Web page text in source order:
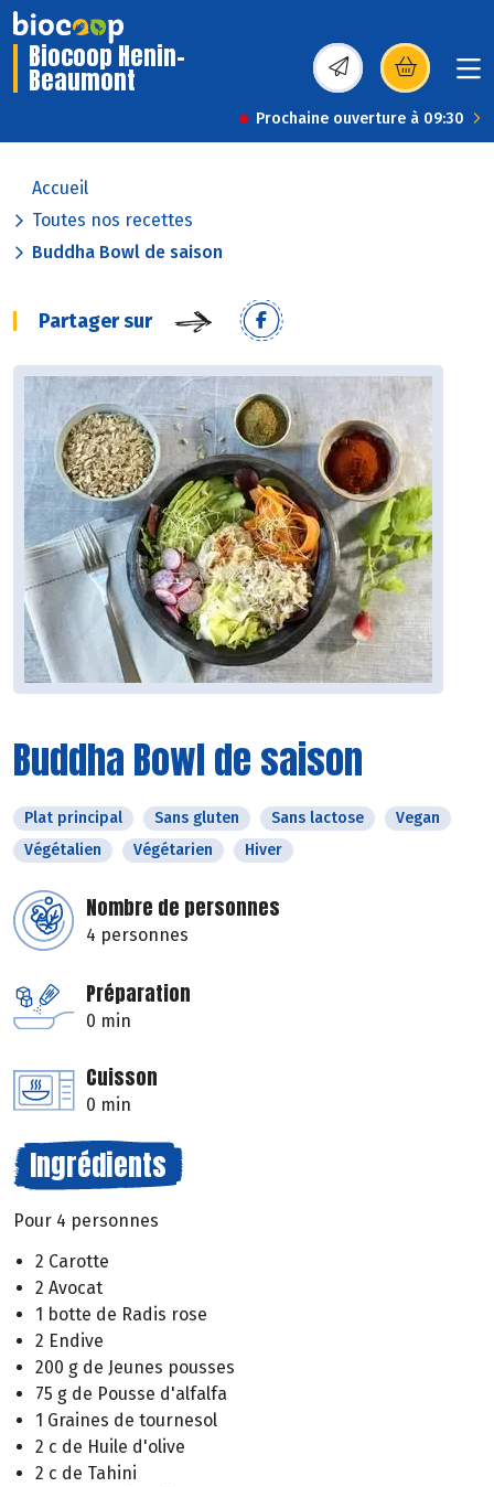
Biocoop Henin-
Beaumont (s’ouvre dans une
Prochaine ouverture à 09:30
Accueil
Toutes nos recettes
Buddha Bowl de saison
Partager sur
Buddha Bowl de saison
Plat principal Sans gluten Sans lactose
Vegan
Végétalien
Végétarien Hiver
Nombre de personnes
4 personnes
Préparation
0 min
Cuisson
0 min
Ingrédients
Pour 4 personnes
2 Carotte
2 Avocat
1 botte de Radis rose
2 Endive
200 g de Jeunes pousses
75 g de Pousse d'alfalfa
1 Graines de tournesol
2 c de Huile d'olive
2 c de Tahini